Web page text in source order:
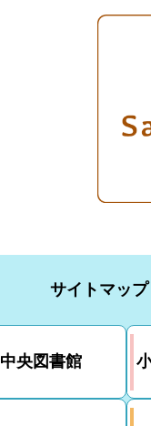
サイトマップ
中央図書館